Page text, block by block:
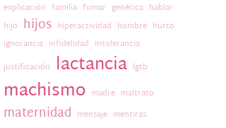
explicación familia fumar genética hablar
hijo hijos hiperactividad hombre hurto
ignorancia infidelidad intolerancia
justificación lactancia lgtb
machismo madre maltrato
maternidad mensaje mentiras.